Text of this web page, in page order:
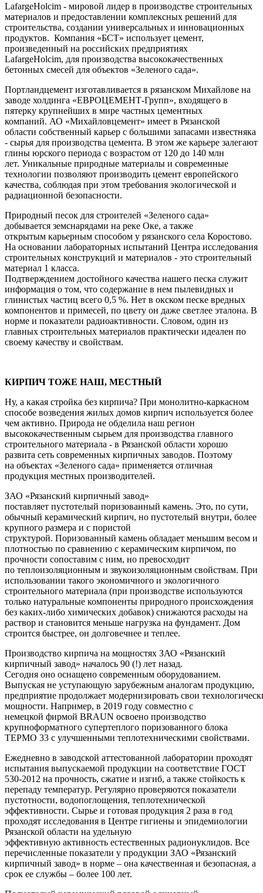
LafargeHolcim - мировой лидер в производстве строительных
материалов и предоставлении комплексных решений для
строительства, создании универсальных и инновационных
продуктов. Компания «БСТ» использует цемент,
произведенный на российских предприятиях
LafargeHolcim, для производства высококачественных
бетонных смесей для объектов «Зеленого сада».
Портландцемент изготавливается в рязанском Михайлове на
заводе холдинга «ЕВРОЦЕМЕНТ-Групп», входящего в
пятерку крупнейших в мире частных цементных
компаний. АО «Михайловцемент» имеет в Рязанской
области собственный карьер с большими запасами известняка
- сырья для производства цемента. В этом же карьере залегают
глины юрского периода с возрастом от 120 до 140 млн
лет. Уникальные природные материалы и современные
технологии позволяют производить цемент европейского
качества, соблюдая при этом требования экологической и
радиационной безопасности.
Природный песок для строителей «Зеленого сада»
добывается земснарядами на реке Оке, а также
открытым карьерным способом у рязанского села Коростово.
На основании лабораторных испытаний Центра исследования
строительных конструкций и материалов - это строительный
материал 1 класса.
Подтверждением достойного качества нашего песка служит
информация о том, что содержание в нем пылевидных и
глинистых частиц всего 0,5 %. Нет в окском песке вредных
компонентов и примесей, по цвету он даже светлее эталона. В
норме и показатели радиоактивности. Словом, один из
главных строительных материалов практически идеален по
своему качеству и свойствам.
КИРПИЧ ТОЖЕ НАШ, МЕСТНЫЙ
Ну, а какая стройка без кирпича? При монолитно-каркасном
способе возведения жилых домов кирпич используется более
чем активно. Природа не обделила наш регион
высококачественным сырьем для производства главного
строительного материала - в Рязанской области хорошо
развита сеть современных кирпичных заводов. Поэтому
на объектах «Зеленого сада» применяется отличная
продукция местных производителей.
ЗАО «Рязанский кирпичный завод»
поставляет пустотелый поризованный камень. Это, по сути,
обычный керамический кирпич, но пустотелый внутри, более
крупного размера и с пористой
структурой. Поризованный камень обладает меньшим весом и
плотностью по сравнению с керамическим кирпичом, по
прочности сопоставим с ним, но превосходит
по теплоизоляционным и звукоизоляционным свойствам. При
использовании такого экономичного и экологичного
строительного материала (при производстве используются
только натуральные компоненты природного происхождения
без каких-либо химических добавок) снижаются расходы на
раствор и становится меньше нагрузка на фундамент. Дом
строится быстрее, он долговечнее и теплее.
Производство кирпича на мощностях ЗАО «Рязанский
кирпичный завод» началось 90 (!) лет назад.
Сегодня оно оснащено современным оборудованием.
Выпуская не уступающую зарубежным аналогам продукцию,
предприятие продолжает модернизировать свои
мощности. Например, в 2019 году совместно с
немецкой фирмой BRAUN освоено производство
крупноформатного супертеплого поризованного блока
ТЕРМО 33 с улучшенными теплотехническими свойствами.
Ежедневно в заводской аттестованной лаборатории проходят
испытания выпускаемой продукции на соответствие ГОСТ
530-2012 на прочность, сжатие и изгиб, а также стойкость к
перепаду температур. Регулярно проверяются показатели
пустотности, водопоглощения, теплотехнической
эффективности. Сырье и готовая продукция 2 раза в год
проходят исследования в Центре гигиены и эпидемиологии
Рязанской области на удельную
эффективную активность естественных радионуклидов. Все
перечисленные показатели у продукции ЗАО «Рязанский
кирпичный завод» в норме – она качественная и безопасная, а
срок ее службы – более 100 лет.